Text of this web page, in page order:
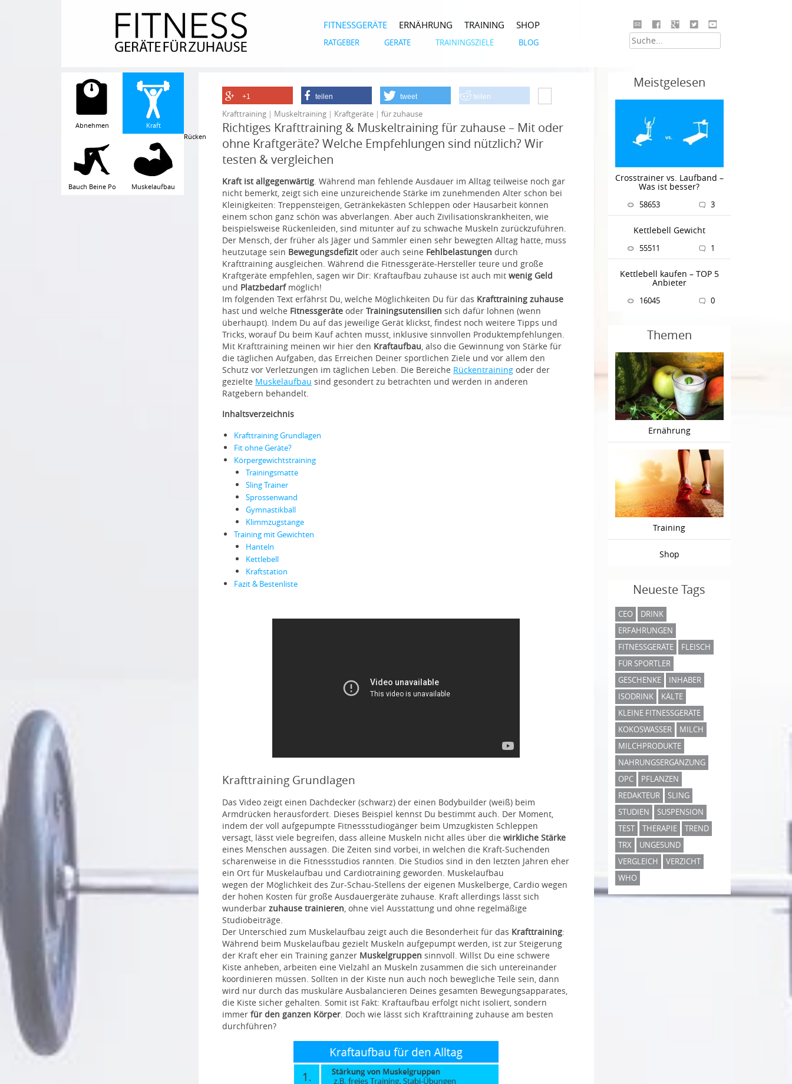
FITNESSGERÄTE ERNÄHRUNG TRAINING SHOP
RATGEBER GERÄTE TRAININGSZIELE BLOG
Abnehmen Kraft
Bauch Beine Po Muskelaufbau
Rücken
+1 teilen tweet teilen
Krafttraining │ Muskeltraining │ Kraftgeräte │ für zuhause
Richtiges Krafttraining & Muskeltraining für zuhause – Mit oder
ohne Kraftgeräte? Welche Empfehlungen sind nützlich? Wir
testen & vergleichen
Kraft ist allgegenwärtig. Während man fehlende Ausdauer im Alltag teilweise noch gar
nicht bemerkt, zeigt sich eine unzureichende Stärke im zunehmenden Alter schon bei
Kleinigkeiten: Treppensteigen, Getränkekästen Schleppen oder Hausarbeit können
einem schon ganz schön was abverlangen. Aber auch Zivilisationskrankheiten, wie
beispielsweise Rückenleiden, sind mitunter auf zu schwache Muskeln zurückzuführen.
Der Mensch, der früher als Jäger und Sammler einen sehr bewegten Alltag hatte, muss
heutzutage sein Bewegungsdefizitoder auch seine Fehlbelastungen durch
Krafttraining ausgleichen. Während die Fitnessgeräte-Hersteller teure und große
Kraftgeräte empfehlen, sagen wir Dir: Kraftaufbau zuhause ist auch mit wenig Geld
und Platzbedarfmöglich!
Im folgenden Text erfährst Du, welche Möglichkeiten Du für das Krafttraining zuhause
hast und welche Fitnessgeräteoder Trainingsutensilien sich dafür lohnen (wenn
überhaupt). Indem Du auf das jeweilige Gerät klickst, findest noch weitere Tipps und
Tricks, worauf Du beim Kauf achten musst, inklusive sinnvollen Produktempfehlungen.
Mit Krafttraining meinen wir hier den Kraftaufbau, also die Gewinnung von Stärke für
die täglichen Aufgaben, das Erreichen Deiner sportlichen Ziele und vor allem den
Schutz vor Verletzungen im täglichen Leben. Die Bereiche Rückentrainingoder der
gezielte Muskelaufbau sind gesondert zu betrachten und werden in anderen
Ratgebern behandelt.
Inhaltsverzeichnis
Krafttraining Grundlagen
Fit ohne Geräte?
Körpergewichtstraining
Trainingsmatte
Sling Trainer
Sprossenwand
Gymnastikball
Klimmzugstange
Training mit Gewichten
Hanteln
Kettlebell
Kraftstation
Fazit & Bestenliste
Krafttraining Grundlagen
Das Video zeigt einen Dachdecker (schwarz) der einen Bodybuilder (weiß) beim
Armdrücken herausfordert. Dieses Beispiel kennst Du bestimmt auch. Der Moment,
indem der voll aufgepumpte Fitnessstudiogänger beim Umzugkisten Schleppen
versagt, lässt viele begreifen, dass alleine Muskeln nicht alles über die wirkliche Stärke
eines Menschen aussagen. Die Zeiten sind vorbei, in welchen die Kraft-Suchenden
scharenweise in die Fitnessstudios rannten. Die Studios sind in den letzten Jahren eher
ein Ort für Muskelaufbau und Cardiotraining geworden. Muskelaufbau
wegen der Möglichkeit des Zur-Schau-Stellens der eigenen Muskelberge, Cardio wegen
der hohen Kosten für große Ausdauergeräte zuhause. Kraft allerdings lässt sich
wunderbar zuhause trainieren, ohne viel Ausstattung und ohne regelmäßige
Studiobeiträge.
Der Unterschied zum Muskelaufbau zeigt auch die Besonderheit für das Krafttraining:
Während beim Muskelaufbau gezielt Muskeln aufgepumpt werden, ist zur Steigerung
der Kraft eher ein Training ganzer Muskelgruppen sinnvoll. Willst Du eine schwere
Kiste anheben, arbeiten eine Vielzahl an Muskeln zusammen die sich untereinander
koordinieren müssen. Sollten in der Kiste nun auch noch bewegliche Teile sein, dann
wird nur durch das muskuläre Ausbalancieren Deines gesamten Bewegungsapparates,
die Kiste sicher gehalten. Somit ist Fakt: Kraftaufbau erfolgt nicht isoliert, sondern
immerfür den ganzen Körper. Doch wie lässt sich Krafttraining zuhause am besten
durchführen?
Meistgelesen
Crosstrainer vs. Laufband –
Was ist besser?
58653 3
Kettlebell Gewicht
55511 1
Kettlebell kaufen – TOP 5
Anbieter
16045 0
Themen
Ernährung
Training
Shop
Neueste Tags
CEO
DRINK
ERFAHRUNGEN
FITNESSGERÄTE
FLEISCH
FÜR SPORTLER
GESCHENKE
INHABER
ISODRINK
KÄLTE
KLEINE FITNESSGERÄTE
KOKOSWASSER
MILCH
MILCHPRODUKTE
NAHRUNGSERGÄNZUNG
OPC
PFLANZEN
REDAKTEUR
SLING
STUDIEN
SUSPENSION
TEST
THERAPIE
TREND
TRX
UNGESUND
VERGLEICH
VERZICHT
WHO